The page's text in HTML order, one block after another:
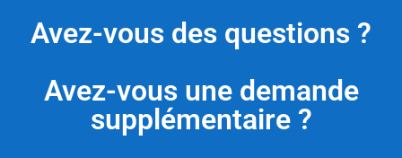
Avez-vous des questions ?
Avez-vous une demande
supplémentaire ?